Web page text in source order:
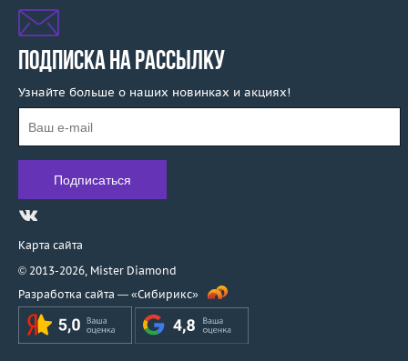
ПОДПИСКА НА РАССЫЛКУ
Узнайте больше о наших новинках и акциях!
Карта сайта
© 2013-2026, Mister Diamond
Разработка сайта — «Сибирикс»